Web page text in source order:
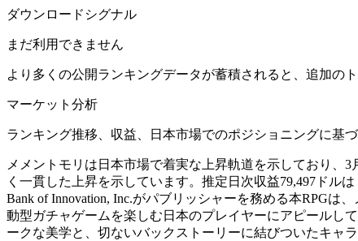
ダウンロードシグナル
まだ利用できません
より多くの公開ランキングデータが蓄積されると、追加の
マーケット分析
ランキング推移、収益、日本市場でのポジショニングに基づ
メメントモリは日本市場で着実な上昇軌道を示しており、
く一貫した上昇を示しています。推定日次収益79,497ドル
Bank of Innovation, Inc.がパブリッシャーを務める本RPG
動型ガチャゲームを楽しむ日本のプレイヤーにアピールし
ークな美学と、切ないバックストーリーに結びついたキャ